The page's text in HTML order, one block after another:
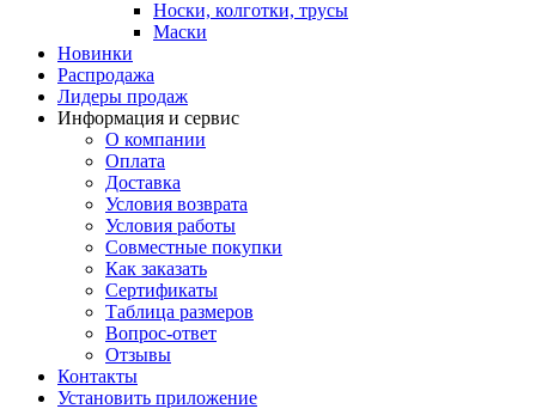
Носки, колготки, трусы
Маски
Новинки
Распродажа
Лидеры продаж
Информация и сервис
О компании
Оплата
Доставка
Условия возврата
Условия работы
Совместные покупки
Как заказать
Сертификаты
Таблица размеров
Вопрос-ответ
Отзывы
Контакты
Установить приложение